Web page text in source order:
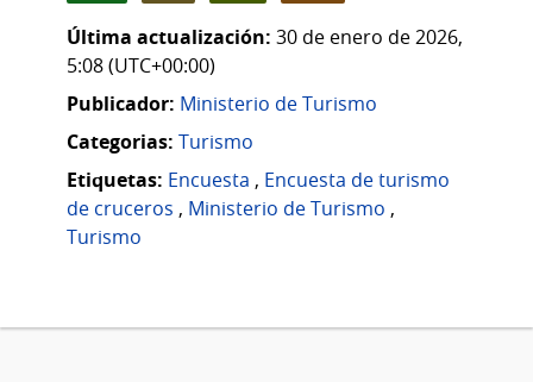
Última actualización: 30 de enero de 2026,
5:08 (UTC+00:00)
Publicador: Ministerio de Turismo
Categorias: Turismo
Etiquetas: Encuesta , Encuesta de turismo
de cruceros , Ministerio de Turismo ,
Turismo